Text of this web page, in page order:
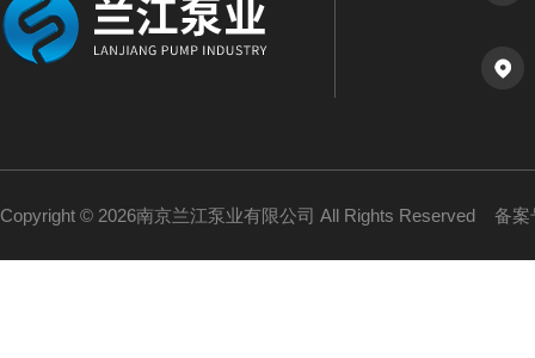
Copyright © 2026南京兰江泵业有限公司 All Rights Reserved 备案